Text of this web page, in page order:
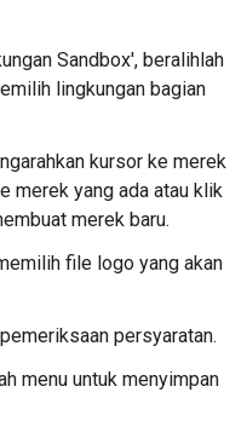
Sandbox', beralihlah
lingkungan bagian
kursor ke merek
merek yang ada atau klik
merek baru.
file logo yang akan
persyaratan.
menu untuk menyimpan